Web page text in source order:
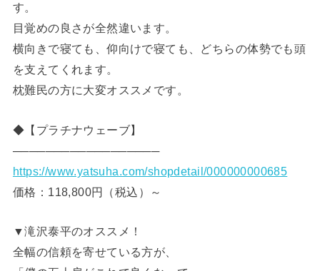
す。
目覚めの良さが全然違います。
横向きで寝ても、仰向けで寝ても、どちらの体勢でも頭
を支えてくれます。
枕難民の方に大変オススメです。
◆【プラチナウェーブ】
──────────────────
https://www.yatsuha.com/shopdetail/000000000685
価格：118,800円（税込）～
▼滝沢泰平のオススメ！
全幅の信頼を寄せている方が、